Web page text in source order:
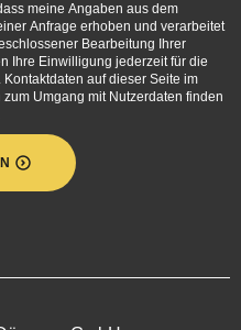
meine Angaben aus dem
Anfrage erhoben und verarbeitet
Bearbeitung Ihrer
Ihre Einwilligung jederzeit für die
auf dieser Seite im
Umgang mit Nutzerdaten finden